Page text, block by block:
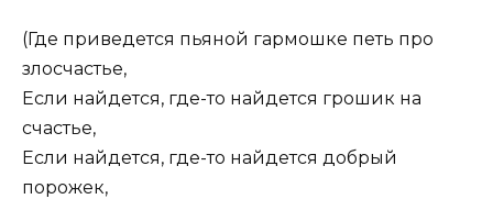
(Где приведется пьяной гармошке петь про
злосчастье,
Если найдется, где-то найдется грошик на
счастье,
Если найдется, где-то найдется добрый
порожек,